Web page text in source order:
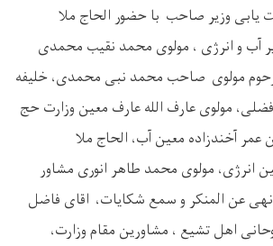
وزیر صاحب با حضور الحاج ملا
آب و انرژی ، مولوی محمد نقیب محمدی
مولوی صاحب محمد نبی محمدی، خلیفه
مولوی عارف الله عارف معین وزارت حج
آخندزاده معین آب، الحاج ملا
انرژی، مولوی محمد طاهر انوری مشاور
نهی عن المنکر و سمع شکایات، اقای فاضل
اهل تشیع ، مشاورین مقام وزارت،